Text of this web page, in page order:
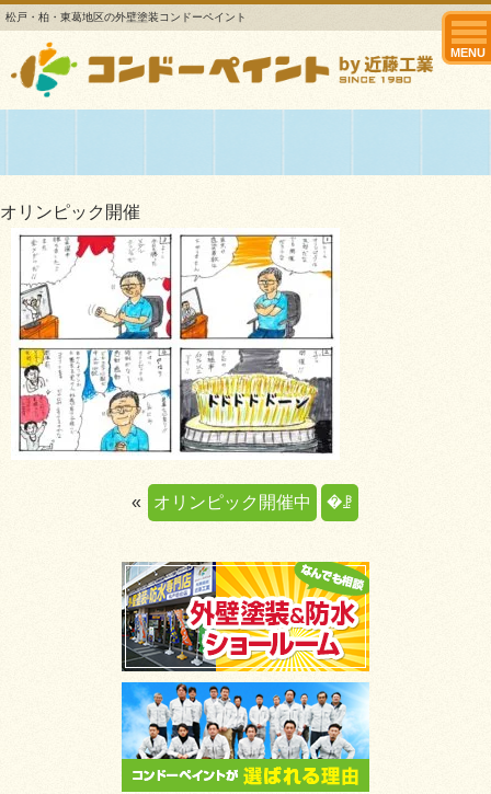
松戸・柏・東葛地区の外壁塗装コンドーペイント
MENU
オリンピック開催
« オリンピック開催中 �ꗗ